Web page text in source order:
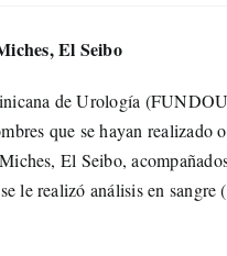
El Seibo
de Urología
que se hayan realizado
El Seibo,
le realizó análisis en